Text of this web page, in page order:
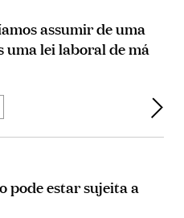
assumir de uma
uma lei laboral de má
pode estar sujeita a